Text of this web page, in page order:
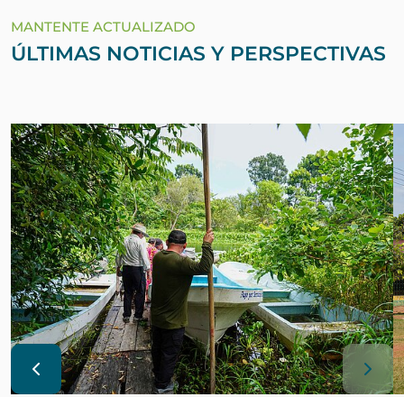
MANTENTE ACTUALIZADO
ÚLTIMAS NOTICIAS Y PERSPECTIVAS